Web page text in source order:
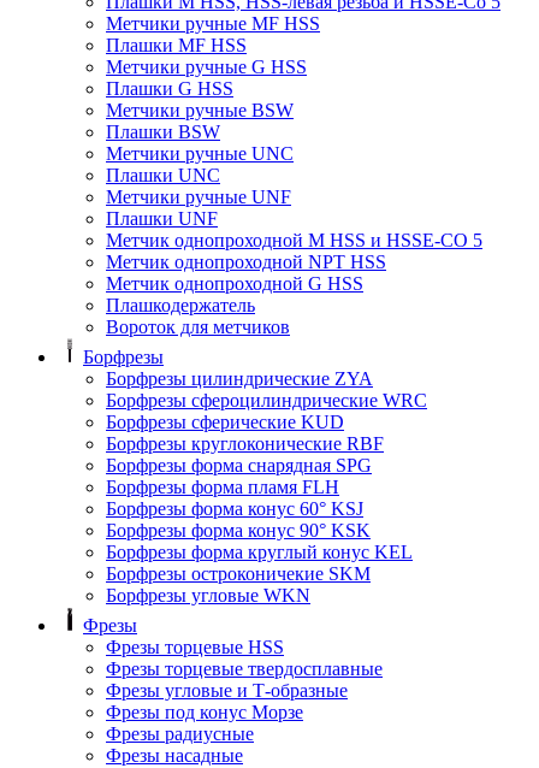
Метчики ручные MF HSS
Плашки MF HSS
Метчики ручные G HSS
Плашки G HSS
Метчики ручные BSW
Плашки BSW
Метчики ручные UNC
Плашки UNC
Метчики ручные UNF
Плашки UNF
Метчик однопроходной M HSS и HSSE-CO 5
Метчик однопроходной NPT HSS
Метчик однопроходной G HSS
Плашкодержатель
Вороток для метчиков
Борфрезы
Борфрезы цилиндрические ZYA
Борфрезы сфероцилиндрические WRC
Борфрезы сферические KUD
Борфрезы круглоконические RBF
Борфрезы форма снарядная SPG
Борфрезы форма пламя FLH
Борфрезы форма конус 60° KSJ
Борфрезы форма конус 90° KSK
Борфрезы форма круглый конус KEL
Борфрезы остроконичекие SKM
Борфрезы угловые WKN
Фрезы
Фрезы торцевые HSS
Фрезы торцевые твердосплавные
Фрезы угловые и Т-образные
Фрезы под конус Морзе
Фрезы радиусные
Фрезы насадные